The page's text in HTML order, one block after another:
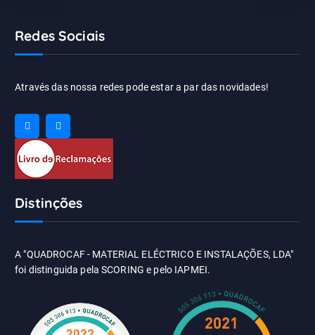
Redes Sociais
Através das nossa redes pode estar a par das novidades!
Distinções
A "QUADROCAF - MATERIAL ELÉCTRICO E INSTALAÇÕES, LDA"
foi distinguida pela SCORING e pelo IAPMEI.